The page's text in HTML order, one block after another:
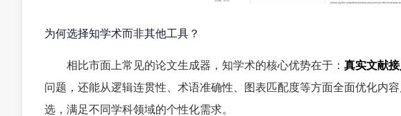
为何选择知学术而非其他工具？
相比市面上常见的论文生成器，知学术的核心优势在于： 真实文献接
问题，还能从逻辑连贯性、术语准确性、图表匹配度等方面全面优化内
选，满足不同学科领域的个性化需求。